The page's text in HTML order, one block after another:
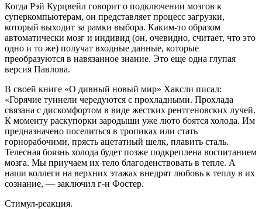
Когда Рэй Курцвейл говорит о подключении мозгов к
суперкомпьютерам, он представляет процесс загрузки,
который выходит за рамки выбора. Каким-то образом
автоматически мозг и индивид (он, очевидно, считает, что это
одно и то же) получат входные данные, которые
преобразуются в навязанное знание. Это еще одна глупая
версия Павлова.
В своей книге «О дивный новый мир» Хаксли писал:
«Горячие туннели чередуются с прохладными. Прохлада
связана с дискомфортом в виде жестких рентгеновских лучей.
К моменту раскупорки зародыши уже люто боятся холода. Им
предназначено поселиться в тропиках или стать
горнорабочими, прясть ацетатный шелк, плавить сталь.
Телесная боязнь холода будет позже подкреплена воспитанием
мозга. Мы приучаем их тело благоденствовать в тепле. А
наши коллеги на верхних этажах внедрят любовь к теплу в их
сознание, — заключил г-н Фостер.
Стимул-реакция.